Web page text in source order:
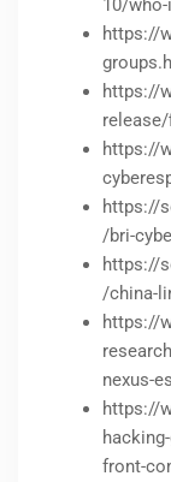
10/
https://
https://
https://
https://
/bri-
https://
/china-
https://
nexus-
https://
front-